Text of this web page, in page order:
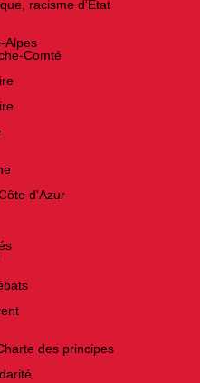
racisme d'État
Alpes
Comté
d'Azur
des principes